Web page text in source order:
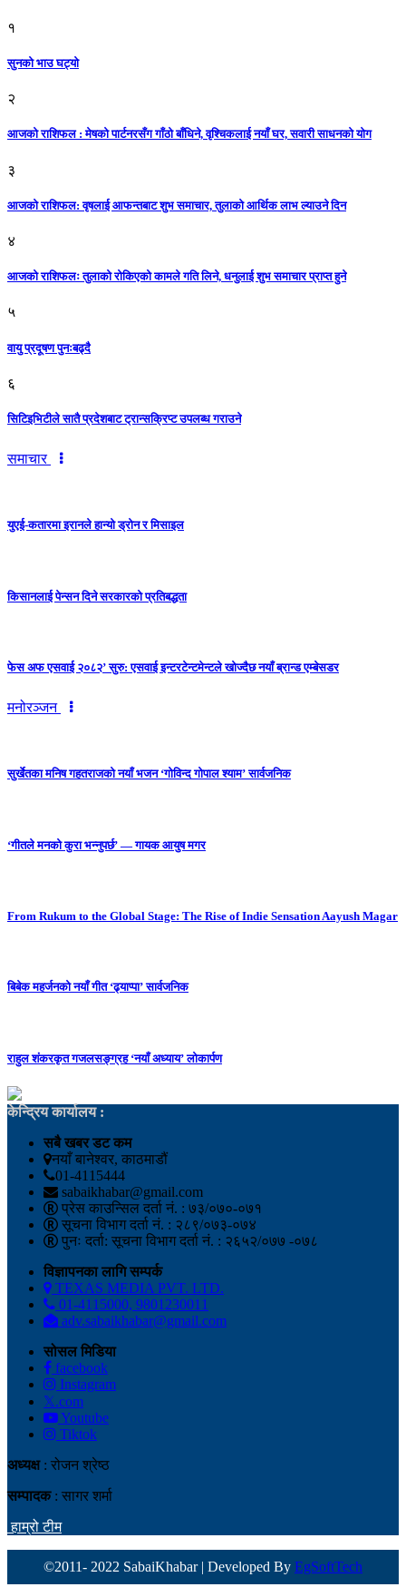
१
सुनको भाउ घट्याे
२
आजको राशिफल : मेषको पार्टनरसँग गाँठो बाँधिने, वृश्चिकलाई नयाँ घर, सवारी साधनकाे याेग
३
आजकाे राशिफल: वृषलाई आफन्तबाट शुभ समाचार, तुलाकाे आर्थिक लाभ ल्याउने दिन
४
आजको राशिफलः तुलाकाे रोकिएको कामले गति लिने, धनुलाई शुभ समाचार प्राप्त हुने
५
वायु प्रदूषण पुनःबढ्दै
६
सिटिइभिटीले सातै प्रदेशबाट ट्रान्सक्रिप्ट उपलब्ध गराउने
समाचार
युएई-कतारमा इरानले हान्यो ड्रोन र मिसाइल
किसानलाई पेन्सन दिने सरकारको प्रतिबद्धता
फेस अफ एसवाई २०८२’ सुरु: एसवाई इन्टरटेन्टमेन्टले खोज्दैछ नयाँ ब्रान्ड एम्बेसडर
मनोरञ्जन
सुर्खेतका मनिष गहतराजको नयाँ भजन ‘गोविन्द गोपाल श्याम’ सार्वजनिक
‘गीतले मनको कुरा भन्नुपर्छ’ — गायक आयुष मगर
From Rukum to the Global Stage: The Rise of Indie Sensation Aayush Magar
बिबेक महर्जनको नयाँ गीत ‘ढ्याप्पा’ सार्वजनिक
राहुल शंकरकृत गजलसङ्ग्रह ‘नयाँ अध्याय’ लोकार्पण
केन्द्रिय कार्यालय :
सबै खबर डट कम
नयाँ बानेश्वर, काठमाडौं
01-4115444
sabaikhabar@gmail.com
प्रेस काउन्सिल दर्ता नं. : ७३/०७०-०७१
सूचना विभाग दर्ता नं. : २८९/०७३-०७४
पुनः दर्ता: सूचना विभाग दर्ता नं. : २६५२/०७७ -०७८
विज्ञापनका लागि सम्पर्क
TEXAS MEDIA PVT. LTD.
01-4115000, 9801230011
adv.sabaikhabar@gmail.com
सोसल मिडिया
facebook
Instagram
𝕏.com
Youtube
Tiktok
अध्यक्ष: रोजन श्रेष्ठ
सम्पादक: सागर शर्मा
हाम्रो टीम
©2011- 2022 SabaiKhabar | Developed By EgSoftTech